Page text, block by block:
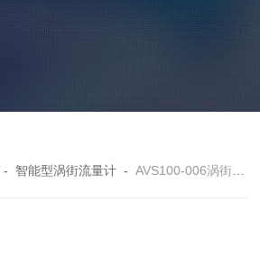
- 智能型涡街流量计 -AVS100-006涡街流量计